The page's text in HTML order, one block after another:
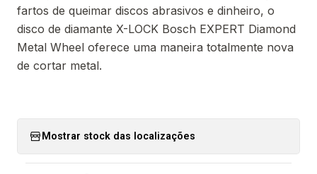
fartos de queimar discos abrasivos e dinheiro, o
disco de diamante X-LOCK Bosch EXPERT Diamond
Metal Wheel oferece uma maneira totalmente nova
de cortar metal.
Mostrar stock das localizações